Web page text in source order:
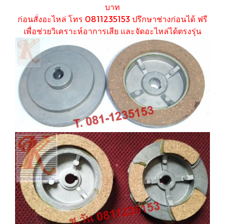
บาท
ก่อนสั่งอะไหล่ โทร 0811235153 ปรึกษาช่างก่อนได้ ฟรี
เพื่อช่วยวิเคราะห์อาการเสีย และจัดอะไหล่ได้ตรงรุ่น